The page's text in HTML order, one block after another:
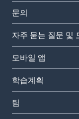
문의
자주 묻는 질문 및
모바일 앱
학습계획
팀